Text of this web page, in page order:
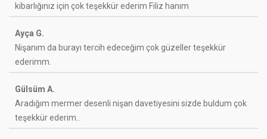
kibarlığınız için çok teşekkür ederim Filiz hanım
Ayça G.
Nişanım da burayı tercih edeceğim çok güzeller teşekkür
ederimm.
Gülsüm A.
Aradığım mermer desenli nişan davetiyesini sizde buldum çok
teşekkür ederim..